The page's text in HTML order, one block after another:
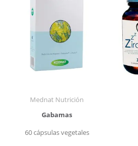
Mednat Nutrición
Gabamas
60 cápsulas vegetales